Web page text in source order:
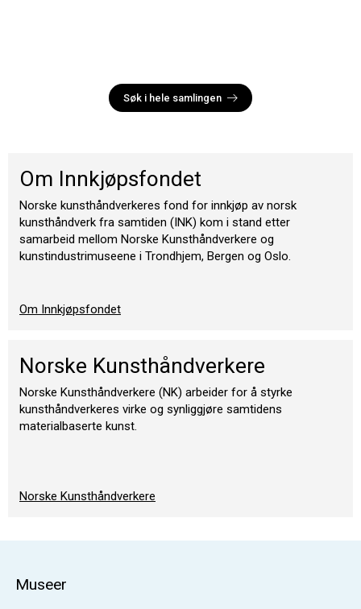
Søk i hele samlingen
Om Innkjøpsfondet
Norske kunsthåndverkeres fond for innkjøp av norsk
kunsthåndverk fra samtiden (INK) kom i stand etter
samarbeid mellom Norske Kunsthåndverkere og
kunstindustrimuseene i Trondhjem, Bergen og Oslo.
Om Innkjøpsfondet
Norske Kunsthåndverkere
Norske Kunsthåndverkere (NK) arbeider for å styrke
kunsthåndverkeres virke og synliggjøre samtidens
materialbaserte kunst.
Norske Kunsthåndverkere
Museer